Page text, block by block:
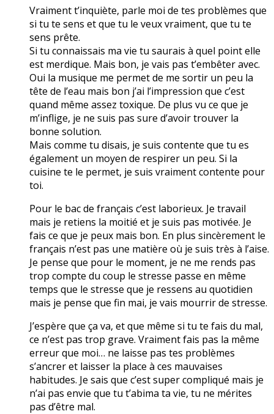
Vraiment t’inquiète, parle moi de tes problèmes que
si tu te sens et que tu le veux vraiment, que tu te
sens prête.
Si tu connaissais ma vie tu saurais à quel point elle
est merdique. Mais bon, je vais pas t’embêter avec.
Oui la musique me permet de me sortir un peu la
tête de l’eau mais bon j’ai l’impression que c’est
quand même assez toxique. De plus vu ce que je
m’inflige, je ne suis pas sure d’avoir trouver la
bonne solution.
Mais comme tu disais, je suis contente que tu es
également un moyen de respirer un peu. Si la
cuisine te le permet, je suis vraiment contente pour
toi.
Pour le bac de français c’est laborieux. Je travail
mais je retiens la moitié et je suis pas motivée. Je
fais ce que je peux mais bon. En plus sincèrement le
français n’est pas une matière où je suis très à l’aise.
Je pense que pour le moment, je ne me rends pas
trop compte du coup le stresse passe en même
temps que le stresse que je ressens au quotidien
mais je pense que fin mai, je vais mourrir de stresse.
J’espère que ça va, et que même si tu te fais du mal,
ce n’est pas trop grave. Vraiment fais pas la même
erreur que moi… ne laisse pas tes problèmes
s’ancrer et laisser la place à ces mauvaises
habitudes. Je sais que c’est super compliqué mais je
n’ai pas envie que tu t’abima ta vie, tu ne mérites
pas d’être mal.